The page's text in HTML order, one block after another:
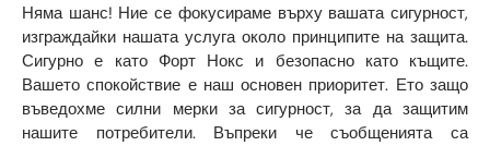
Няма шанс! Ние се фокусираме върху вашата сигурност,
изграждайки нашата услуга около принципите на защита.
Сигурно е като Форт Нокс и безопасно като къщите.
Вашето спокойствие е наш основен приоритет. Ето защо
въведохме силни мерки за сигурност, за да защитим
нашите потребители. Въпреки че съобщенията са